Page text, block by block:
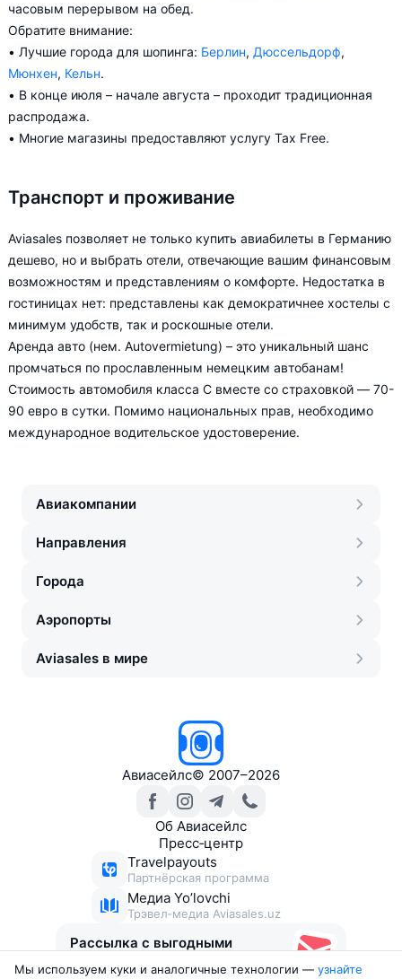
часовым перерывом на обед.
Обратите внимание:
• Лучшие города для шопинга: Берлин, Дюссельдорф,
Мюнхен, Кельн.
• В конце июля – начале августа – проходит традиционная
распродажа.
• Многие магазины предоставляют услугу Tax Free.
Транспорт и проживание
Aviasales позволяет не только купить авиабилеты в Германию
дешево, но и выбрать отели, отвечающие вашим финансовым
возможностям и представлениям о комфорте. Недостатка в
гостиницах нет: представлены как демократичнее хостелы с
минимум удобств, так и роскошные отели.
Аренда авто (нем. Autovermietung) – это уникальный шанс
промчаться по прославленным немецким автобанам!
Стоимость автомобиля класса C вместе со страховкой — 70-
90 евро в сутки. Помимо национальных прав, необходимо
международное водительское удостоверение.
Авиакомпании
Направления
Города
Аэропорты
Aviasales в мире
Авиасейлс© 2007–2026
Об Авиасейлс
Пресс‑центр
Travelpayouts
Партнёрская программа
Медиа Yo’lovchi
Трэвел‑медиа Aviasales.uz
Рассылка с выгодными
Мы используем куки и аналогичные технологии — узнайте